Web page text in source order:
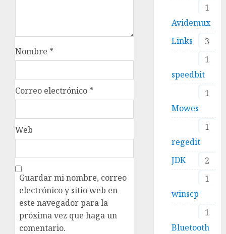
Nombre *
Correo electrónico *
Web
Guardar mi nombre, correo
electrónico y sitio web en
este navegador para la
próxima vez que haga un
comentario.
1
Avidemux
3
Links
1
speedbit
1
Mowes
1
regedit
2
JDK
1
winscp
1
Bluetooth